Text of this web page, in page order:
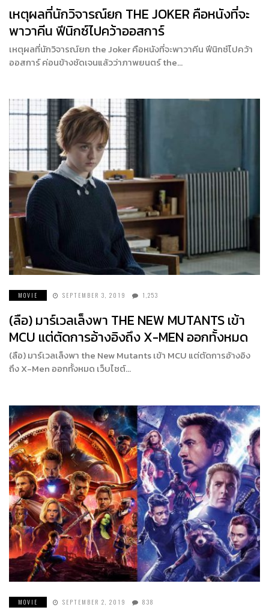
เหตุผลที่นักวิจารณ์ยก THE JOKER คือหนังที่จะ
พาวาคีน ฟีนิกซ์ไปคว้าออสการ์
เหตุผลที่นักวิจารณ์ยก the Joker คือหนังที่จะพาวาคีน ฟีนิกซ์ไปคว้า
ออสการ์ ค่อนข้างชัดเจนแล้วว่าภาพยนตร์ the…
MOVIE SEPTEMBER 3, 2019 1,253
(ลือ) มาร์เวลเล็งพา THE NEW MUTANTS เข้า
MCU แต่ตัดการอ้างอิงถึง X-MEN ออกทั้งหมด
(ลือ) มาร์เวลเล็งพา the New Mutants เข้า MCU แต่ตัดการอ้างอิง
ถึง X-Men ออกทั้งหมด เว็บไซต์…
MOVIE SEPTEMBER 2, 2019 838